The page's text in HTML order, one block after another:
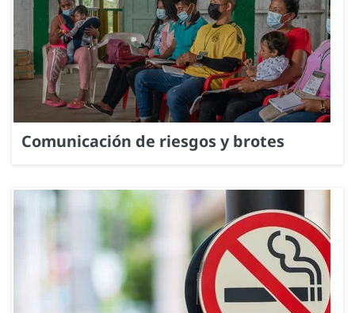
Comunicación de riesgos y brotes